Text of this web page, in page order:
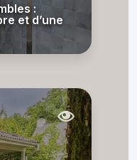
:
et d’une